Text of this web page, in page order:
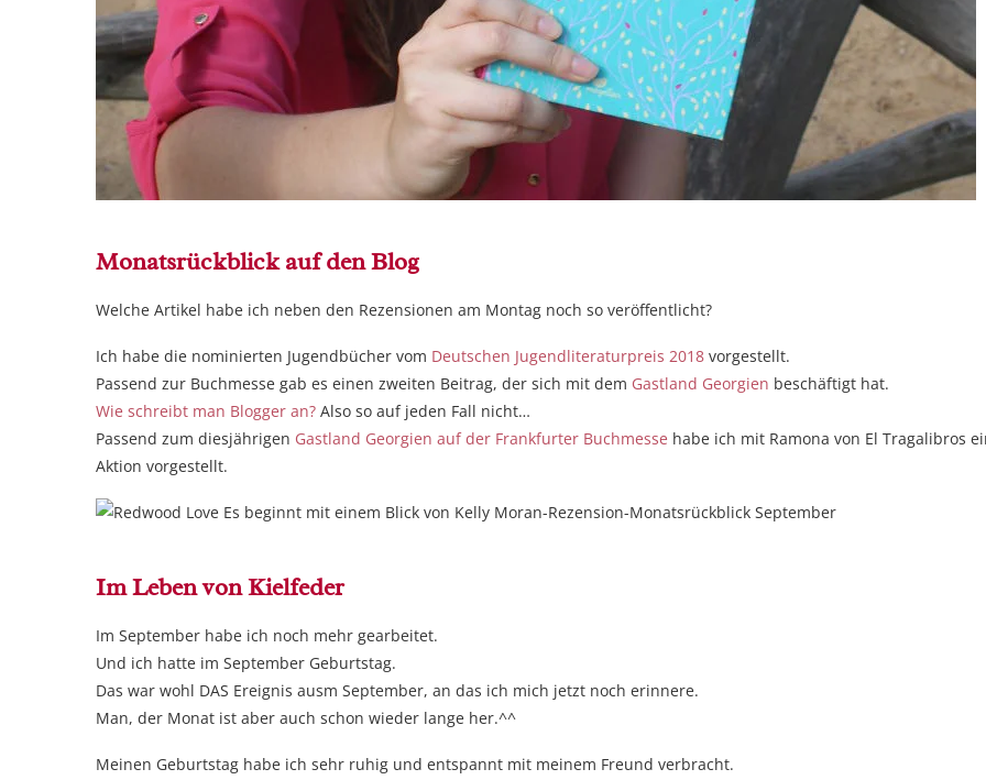
Monatsrückblick auf den Blog
Welche Artikel habe ich neben den Rezensionen am Montag noch so veröffentlicht?
Ich habe die nominierten Jugendbücher vom Deutschen Jugendliteraturpreis 2018 vorgestellt.
Passend zur Buchmesse gab es einen zweiten Beitrag, der sich mit dem Gastland Georgien beschäftigt hat.
Wie schreibt man Blogger an? Also so auf jeden Fall nicht…
Passend zum diesjährigen Gastland Georgien auf der Frankfurter Buchmesse habe ich mit Ramona von El Tragalibros
Aktion vorgestellt.
Im Leben von Kielfeder
Im September habe ich noch mehr gearbeitet.
Und ich hatte im September Geburtstag.
Das war wohl DAS Ereignis ausm September, an das ich mich jetzt noch erinnere.
Man, der Monat ist aber auch schon wieder lange her.^^
Meinen Geburtstag habe ich sehr ruhig und entspannt mit meinem Freund verbracht.